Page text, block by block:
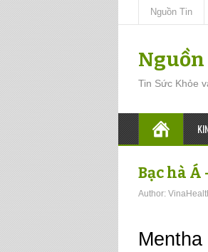
Nguồn Tin
Nguồn
Tin Sức Khỏe
Bạc hà
Author: